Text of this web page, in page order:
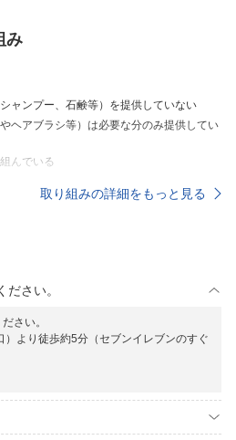
み
ャンプー、石鹸等）を提供していない
ヘアブラシ等）は必要な分のみ提供してい
んでいる
取り組みの詳細をもっと見る
さい。
さい。
より徒歩約5分（セブンイレブンのすぐ